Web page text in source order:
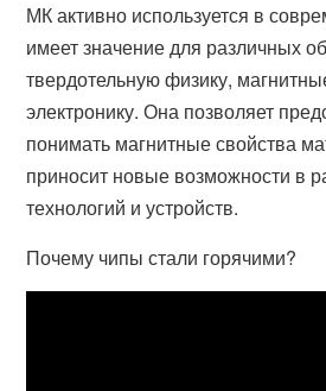
МК активно используется в
имеет значение для различных
твердотельную физику,
электронику. Она позволяет
понимать магнитные свойства
приносит новые возможности в
технологий и устройств.
Почему чипы стали горячими?